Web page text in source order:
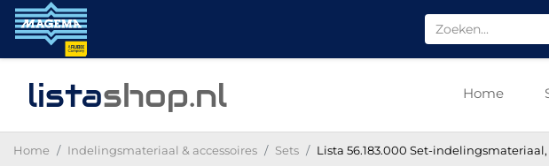
listashop.nl Home
Home Indelingsmateriaal & accessoires Sets Lista 56.183.000 Set-